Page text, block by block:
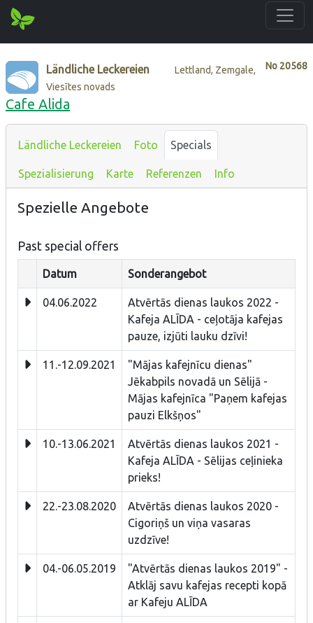
No 20568
Ländliche Leckereien
Lettland, Zemgale,
Viesītes novads
Cafe Alida
Ländliche Leckereien Foto Specials
Spezialisierung Karte Referenzen Info
Spezielle Angebote
Past special offers
Datum Sonderangebot
04.06.2022
Atvērtās dienas laukos 2022 -
Kafeja ALĪDA - ceļotāja kafejas
pauze, izjūti lauku dzīvi!
11.-12.09.2021
"Mājas kafejnīcu dienas"
Jēkabpils novadā un Sēlijā -
Mājas kafejnīca "Paņem kafejas
pauzi Elkšņos"
10.-13.06.2021
Atvērtās dienas laukos 2021 -
Kafeja ALĪDA - Sēlijas ceļinieka
prieks!
22.-23.08.2020
Atvērtās dienas laukos 2020 -
Cigoriņš un viņa vasaras
uzdzīve!
04.-06.05.2019
"Atvērtās dienas laukos 2019" -
Atklāj savu kafejas recepti kopā
ar Kafeju ALĪDA